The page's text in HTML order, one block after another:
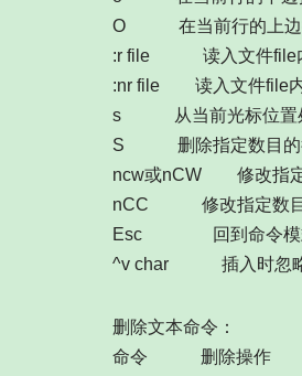
O 在当前行的上边
:r file 读入文件file内
:nr file 读入文件file内
s 从当前光标位置处
S 删除指定数目的行
ncw或nCW 修改指
nCC 修改指定数目
Esc 回到命令模
^v char 插入时忽略
删除文本命令：
命令 删除操作